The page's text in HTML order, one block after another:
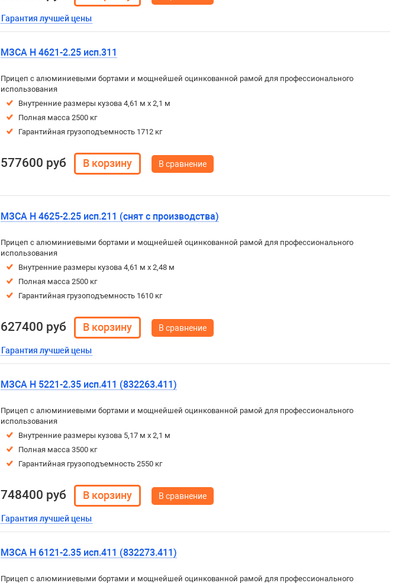
Гарантия лучшей цены
МЗСА H 4621-2.25 исп.311
Прицеп с алюминиевыми бортами и мощнейшей оцинкованной рамой для профессионального
использования
Внутренние размеры кузова 4,61 м х 2,1 м
Полная масса 2500 кг
Гарантийная грузоподъемность 1712 кг
577600 руб В сравнение
МЗСА H 4625-2.25 исп.211 (снят с производства)
Прицеп с алюминиевыми бортами и мощнейшей оцинкованной рамой для профессионального
использования
Внутренние размеры кузова 4,61 м х 2,48 м
Полная масса 2500 кг
Гарантийная грузоподъемность 1610 кг
627400 руб
Гарантия лучшей цены
В сравнение
МЗСА H 5221-2.35 исп.411 (832263.411)
Прицеп с алюминиевыми бортами и мощнейшей оцинкованной рамой для профессионального
использования
Внутренние размеры кузова 5,17 м х 2,1 м
Полная масса 3500 кг
Гарантийная грузоподъемность 2550 кг
748400 руб
Гарантия лучшей цены
В сравнение
МЗСА H 6121-2.35 исп.411 (832273.411)
Прицеп с алюминиевыми бортами и мощнейшей оцинкованной рамой для профессионального